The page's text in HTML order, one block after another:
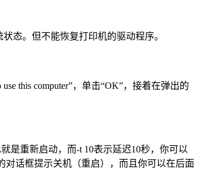
态。但不能恢复打印机的驱动程序。
this computer”，单击“OK”，接着在弹出的
是重新启动，而-t 10表示延迟10秒，你可以
话框提示关机（重启），而且你可以在后面